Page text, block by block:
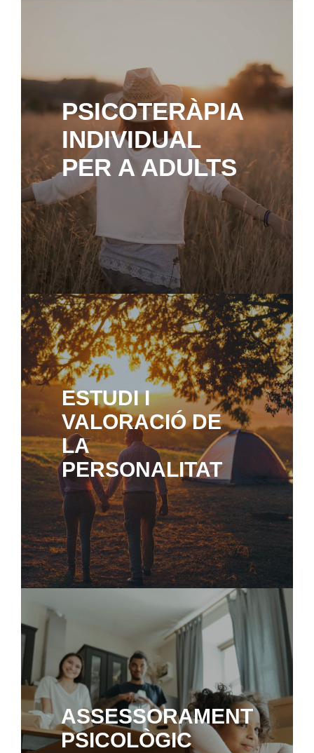
PSICOTERÀPIA
INDIVIDUAL
PER A ADULTS
ESTUDI I
VALORACIÓ DE
LA
PERSONALITAT
ASSESSORAMENT
PSICOLÒGIC